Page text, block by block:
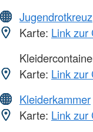
Jugendrotkreuz
Karte: Link zur
Karte: Link zur
Kleiderkammer
Karte: Link zur